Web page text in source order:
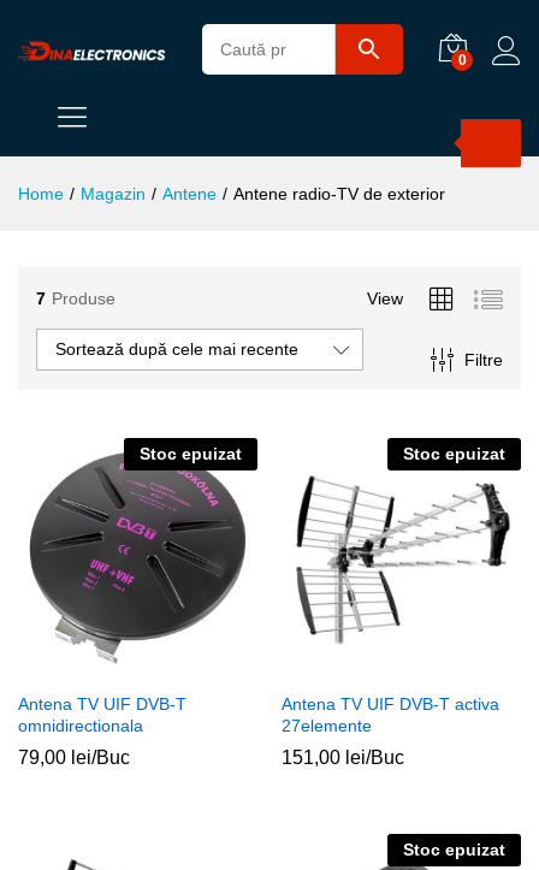
0
Home / Magazin / Antene / Antene radio-TV de exterior
7 Produse View
Filtre
Sortează după cele mai recente
Stoc epuizat
Antena TV UIF DVB-T
omnidirectionala
79,00 lei/Buc
Stoc epuizat
Antena TV UIF DVB-T activa
27elemente
151,00 lei/Buc
Stoc epuizat